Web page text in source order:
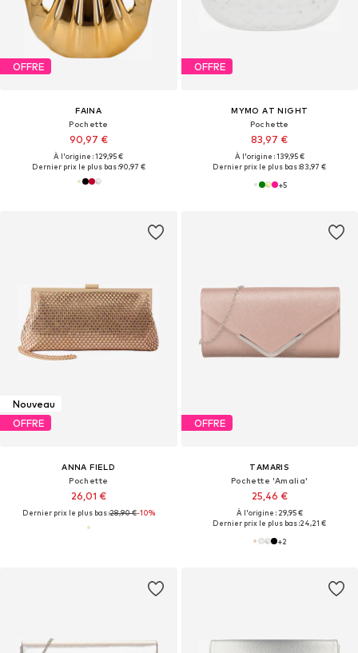
OFFRE
FAINA
Pochette
90,97 €
À l'origine : 129,95 €
Dernier prix le plus bas :90,97 €
OFFRE
MYMO AT NIGHT
Pochette
83,97 €
À l'origine : 139,95 €
Dernier prix le plus bas :83,97 €
+5
Nouveau
OFFRE
ANNA FIELD
Pochette
26,01 €
Dernier prix le plus bas :28,90 €-10%
OFFRE
TAMARIS
Pochette 'Amalia'
25,46 €
À l'origine : 29,95 €
Dernier prix le plus bas :24,21 €
+2